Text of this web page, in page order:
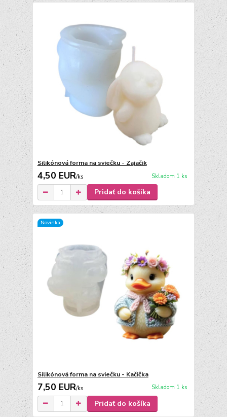
Silikónová forma na sviečku - Zajačik
4,50 EUR/ks Skladom 1 ks
Pridať do košíka
Novinka
Silikónová forma na sviečku - Kačička
7,50 EUR/ks Skladom 1 ks
Pridať do košíka